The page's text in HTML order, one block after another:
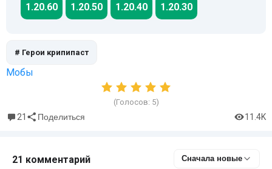
1.20.60 1.20.50 1.20.40 1.20.30
# Герои крипипаст
Мобы
(Голосов: 5)
21 Поделиться 11.4K
21 комментарий Сначала новые